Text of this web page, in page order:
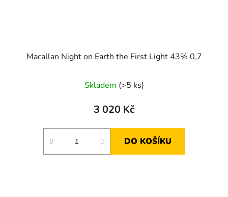
Macallan Night on Earth the First Light 43% 0,7
Skladem (>5 ks)
3 020 Kč
DO KOŠÍKU